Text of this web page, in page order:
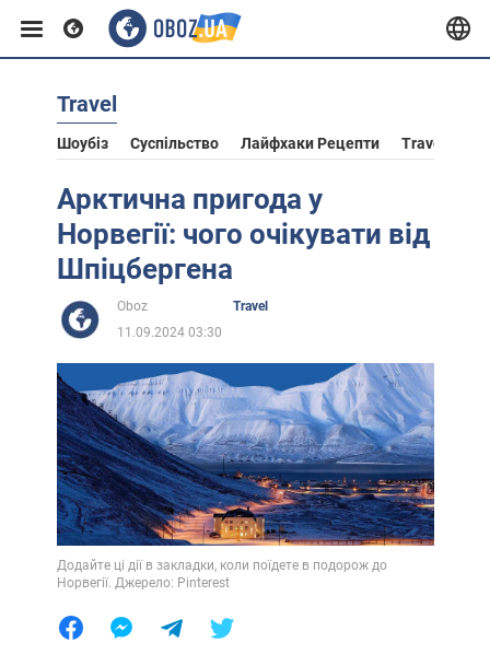
Європа
Африка
Життя
Лайфхаки
Travel
Шоубіз Суспільство Лайфхаки Рецепти Travel
Арктична пригода у
Норвегії: чого очікувати від
Шпіцбергена
Oboz
Travel
11.09.2024 03:30
Додайте ці дії в закладки, коли поїдете в подорож до
Норвегії. Джерело: Pinterest